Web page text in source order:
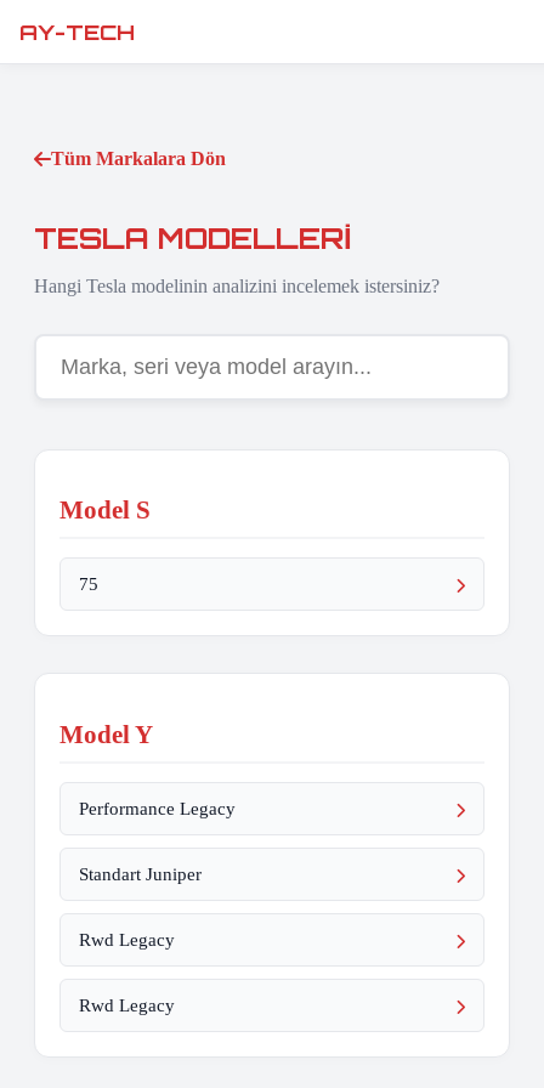
AY-TECH
Tüm Markalara Dön
TESLA MODELLERI
Hangi Tesla modelinin analizini incelemek istersiniz?
Model S
75
Model Y
Performance Legacy
Standart Juniper
Rwd Legacy
Rwd Legacy